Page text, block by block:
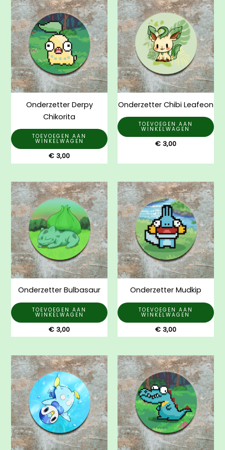
Onderzetter Derpy
Chikorita
TOEVOEGEN AAN
WINKELWAGEN
€ 3,00
Onderzetter Chibi Leafeon
TOEVOEGEN AAN
WINKELWAGEN
€3,00
Onderzetter Bulbasaur
TOEVOEGEN AAN
WINKELWAGEN
€ 3,00
Onderzetter Mudkip
TOEVOEGEN AAN
WINKELWAGEN
€3,00